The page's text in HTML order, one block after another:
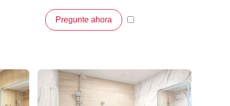
a
cerámicas según el estándar
australiano (QUBP1826)
Pregunte ahora